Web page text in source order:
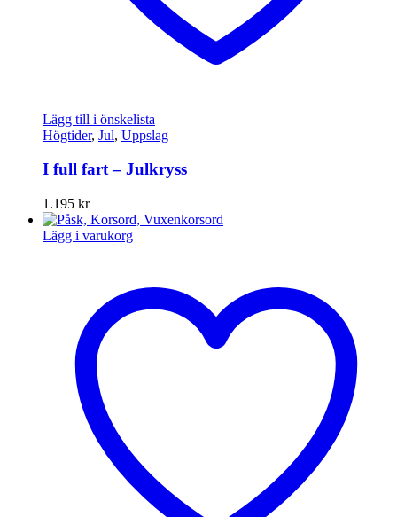
Lägg till i önskelista
Högtider, Jul, Uppslag
I full fart – Julkryss
1.195 kr
Lägg i varukorg